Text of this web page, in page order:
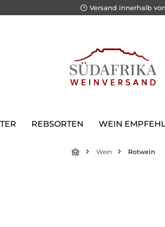
Versand innerhalb
REBSORTEN WEIN
Wein Rotwein